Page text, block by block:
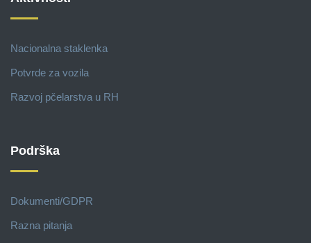
Nacionalna staklenka
Potvrde za vozila
Razvoj pčelarstva u RH
Podrška
Dokumenti/GDPR
Razna pitanja